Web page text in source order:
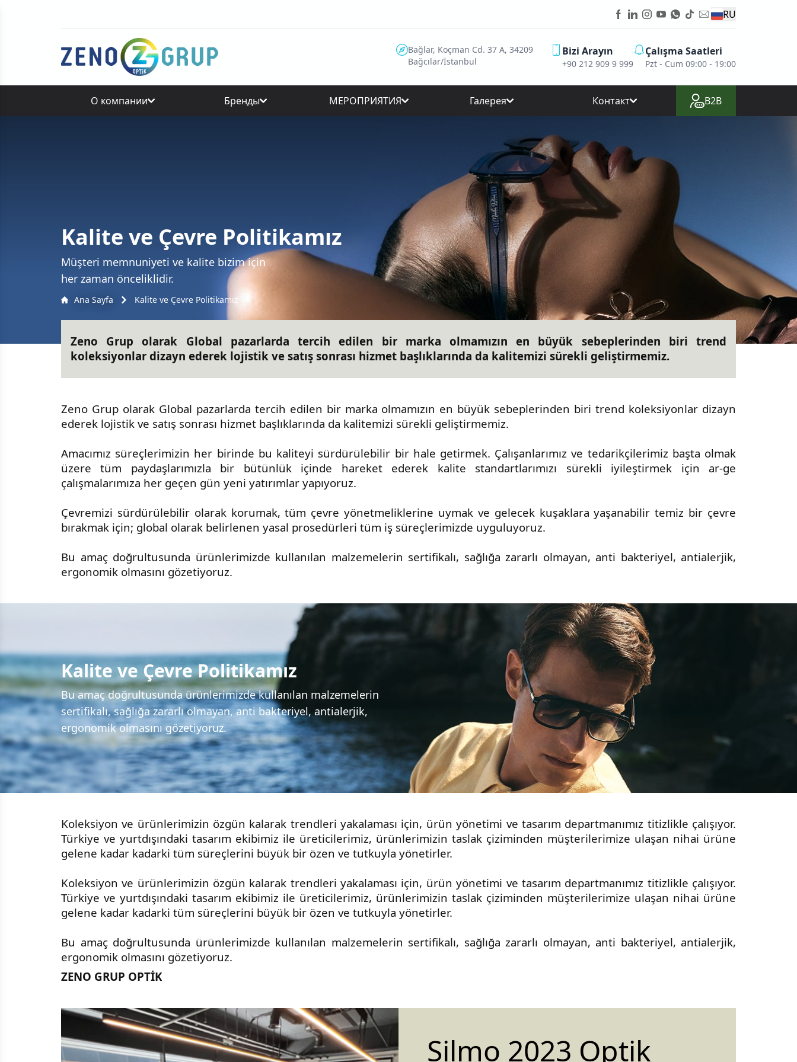
RU
Bağlar, Koçman Cd. 37 A, 34209
Bağcılar/İstanbul
Bizi Arayın
+90 212 909 9 999
Çalışma Saatleri
Pzt - Cum 09:00 - 19:00
О компании Бренды МЕРОПРИЯТИЯ Галерея Контакт B2B
Kalite ve Çevre Politikamız
Müşteri memnuniyeti ve kalite bizim için
her zaman önceliklidir.
Ana Sayfa Kalite ve Çevre Politikamız
Zeno Grup olarak Global pazarlarda tercih edilen bir marka olmamızın en büyük sebeplerinden biri trend
koleksiyonlar dizayn ederek lojistik ve satış sonrası hizmet başlıklarında da kalitemizi sürekli geliştirmemiz.
Zeno Grup olarak Global pazarlarda tercih edilen bir marka olmamızın en büyük sebeplerinden biri trend koleksiyonlar dizayn
ederek lojistik ve satış sonrası hizmet başlıklarında da kalitemizi sürekli geliştirmemiz.
Amacımız süreçlerimizin her birinde bu kaliteyi sürdürülebilir bir hale getirmek. Çalışanlarımız ve tedarikçilerimiz başta olmak
üzere tüm paydaşlarımızla bir bütünlük içinde hareket ederek kalite standartlarımızı sürekli iyileştirmek için ar-ge
çalışmalarımıza her geçen gün yeni yatırımlar yapıyoruz.
Çevremizi sürdürülebilir olarak korumak, tüm çevre yönetmeliklerine uymak ve gelecek kuşaklara yaşanabilir temiz bir çevre
bırakmak için; global olarak belirlenen yasal prosedürleri tüm iş süreçlerimizde uyguluyoruz.
Bu amaç doğrultusunda ürünlerimizde kullanılan malzemelerin sertifikalı, sağlığa zararlı olmayan, anti bakteriyel, antialerjik,
ergonomik olmasını gözetiyoruz.
Kalite ve Çevre Politikamız
Bu amaç doğrultusunda ürünlerimizde kullanılan malzemelerin
sertifikalı, sağlığa zararlı olmayan, anti bakteriyel, antialerjik,
ergonomik olmasını gözetiyoruz.
Koleksiyon ve ürünlerimizin özgün kalarak trendleri yakalaması için, ürün yönetimi ve tasarım departmanımız titizlikle çalışıyor.
Türkiye ve yurtdışındaki tasarım ekibimiz ile üreticilerimiz, ürünlerimizin taslak çiziminden müşterilerimize ulaşan nihai ürüne
gelene kadar kadarki tüm süreçlerini büyük bir özen ve tutkuyla yönetirler.
Koleksiyon ve ürünlerimizin özgün kalarak trendleri yakalaması için, ürün yönetimi ve tasarım departmanımız titizlikle çalışıyor.
Türkiye ve yurtdışındaki tasarım ekibimiz ile üreticilerimiz, ürünlerimizin taslak çiziminden müşterilerimize ulaşan nihai ürüne
gelene kadar kadarki tüm süreçlerini büyük bir özen ve tutkuyla yönetirler.
Bu amaç doğrultusunda ürünlerimizde kullanılan malzemelerin sertifikalı, sağlığa zararlı olmayan, anti bakteriyel, antialerjik,
ergonomik olmasını gözetiyoruz.
ZENO GRUP OPTİK
Silmo 2023 Optik